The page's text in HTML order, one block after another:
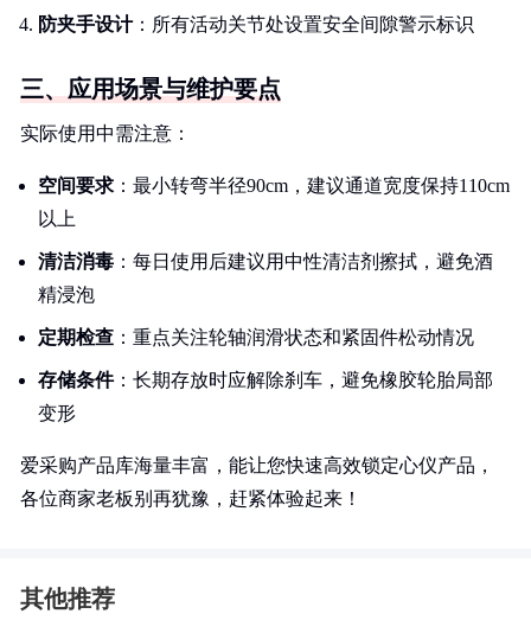
防夹手设计：所有活动关节处设置安全间隙警示标识
三、应用场景与维护要点
实际使用中需注意：
空间要求 ：最小转弯半径90cm，建议通道宽度保持110cm
以上
清洁消毒 ：每日使用后建议用中性清洁剂擦拭，避免酒
精浸泡
定期检查 ：重点关注轮轴润滑状态和紧固件松动情况
存储条件：长期存放时应解除刹车，避免橡胶轮胎局部
变形
爱采购产品库海量丰富，能让您快速高效锁定心仪产品，
各位商家老板别再犹豫，赶紧体验起来！
其他推荐